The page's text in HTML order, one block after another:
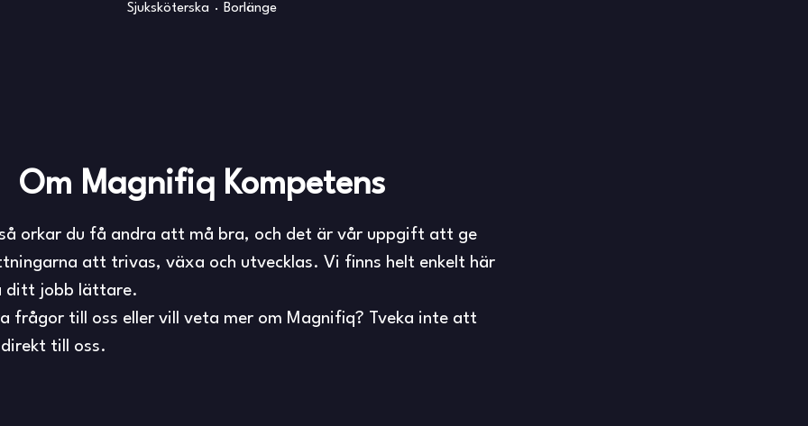
Sjuksköterska · Borlänge
Om Magnifiq Kompetens
orkar du få andra att må bra, och det är vår uppgift att ge
att trivas, växa och utvecklas. Vi finns helt enkelt här
ditt jobb lättare.
frågor till oss eller vill veta mer om Magnifiq? Tveka inte att
till oss.